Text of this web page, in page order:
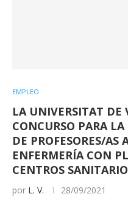
EMPLEO
LA UNIVERSITAT DE
CONCURSO PARA
DE PROFESORES/AS
ENFERMERÍA CON
CENTROS
por L. V. 28/09/2021